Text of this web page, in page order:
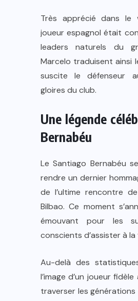
Très apprécié dans le
joueur espagnol était
leaders naturels du
Marcelo traduisent ainsi
suscite le défenseur
gloires du club.
Une légende
Bernabéu
Le Santiago Bernabéu
rendre un dernier
de l’ultime rencontre
Bilbao. Ce moment
émouvant pour les
conscients d’assister à la
Au-delà des
l’image d’un joueur
traverser les